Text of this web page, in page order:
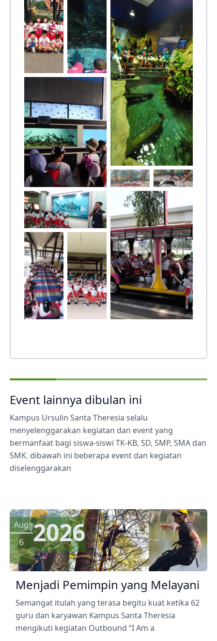
Event lainnya dibulan ini
Kampus Ursulin Santa Theresia selalu
menyelenggarakan kegiatan dan event yang
bermanfaat bagi siswa-siswi TK-KB, SD, SMP, SMA dan
SMK. dibawah ini beberapa event dan kegiatan
diselenggarakan
Aug
6 2026
Menjadi Pemimpin yang Melayani
Semangat itulah yang terasa begitu kuat ketika 62
guru dan karyawan Kampus Santa Theresia
mengikuti kegiatan Outbound “I Am a